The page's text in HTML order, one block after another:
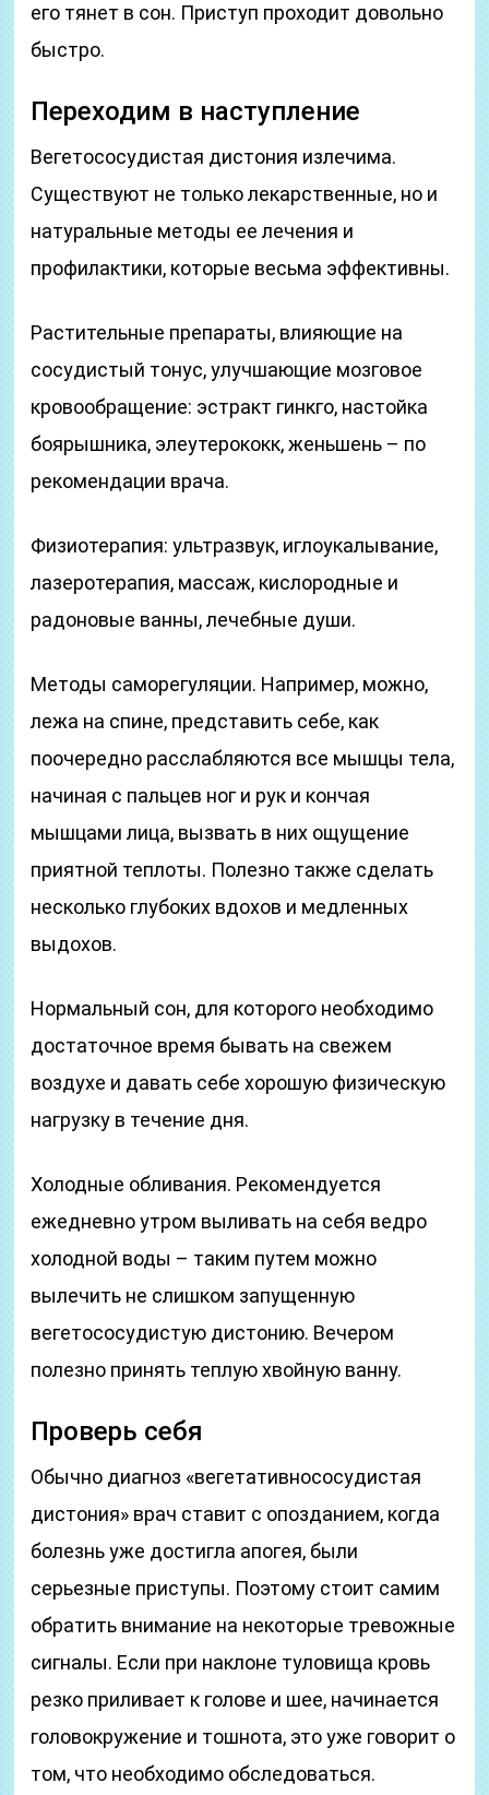
его тянет в сон. Приступ проходит довольно
быстро.
Переходим в наступление
Вегетососудистая дистония излечима.
Существуют не только лекарственные, но и
натуральные методы ее лечения и
профилактики, которые весьма эффективны.
Растительные препараты, влияющие на
сосудистый тонус, улучшающие мозговое
кровообращение: эстракт гинкго, настойка
боярышника, элеутерококк, женьшень – по
рекомендации врача.
Физиотерапия: ультразвук, иглоукалывание,
лазеротерапия, массаж, кислородные и
радоновые ванны, лечебные души.
Методы саморегуляции. Например, можно,
лежа на спине, представить себе, как
поочередно расслабляются все мышцы тела,
начиная с пальцев ног и рук и кончая
мышцами лица, вызвать в них ощущение
приятной теплоты. Полезно также сделать
несколько глубоких вдохов и медленных
выдохов.
Нормальный сон, для которого необходимо
достаточное время бывать на свежем
воздухе и давать себе хорошую физическую
нагрузку в течение дня.
Холодные обливания. Рекомендуется
ежедневно утром выливать на себя ведро
холодной воды – таким путем можно
вылечить не слишком запущенную
вегетососудистую дистонию. Вечером
полезно принять теплую хвойную ванну.
Проверь себя
Обычно диагноз «вегетативнососудистая
дистония» врач ставит с опозданием, когда
болезнь уже достигла апогея, были
серьезные приступы. Поэтому стоит самим
обратить внимание на некоторые тревожные
сигналы. Если при наклоне туловища кровь
резко приливает к голове и шее, начинается
головокружение и тошнота, это уже говорит о
том, что необходимо обследоваться.